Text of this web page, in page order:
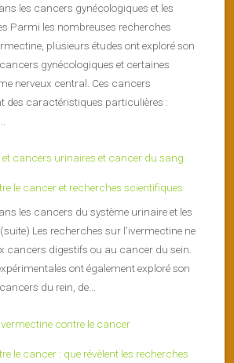
les cancers gynécologiques et les
Parmi les nombreuses recherches
plusieurs études ont exploré son
gynécologiques et certaines
nerveux central. Ces cancers
des caractéristiques particulières :
le cancer et recherches scientifiques
les cancers du système urinaire et les
Les recherches sur l’ivermectine ne
cancers digestifs ou au cancer du sein.
ont également exploré son
du rein, de...
le cancer : que révèlent les recherches